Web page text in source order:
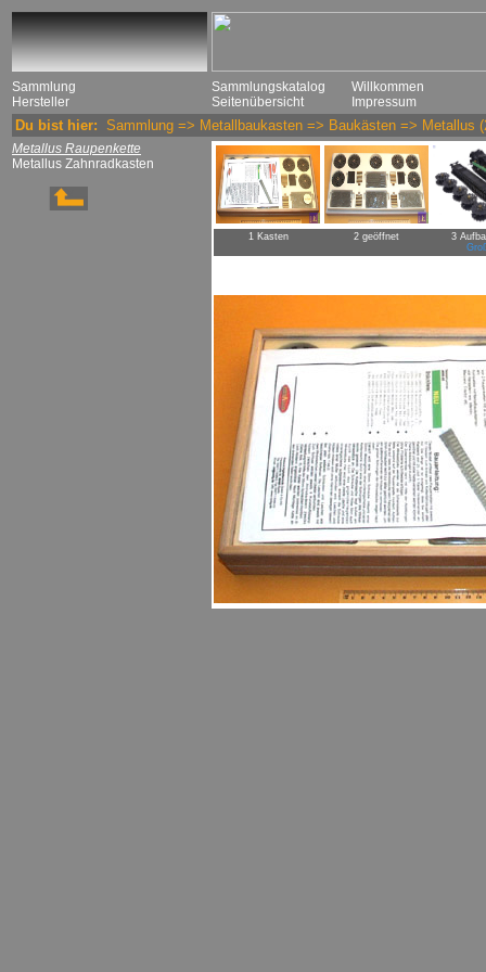
Sammlung
Hersteller
Sammlungskatalog
Seitenübersicht
Willkommen
Impressum
Du bist hier: Sammlung => Metallbaukasten => Baukästen => Metallus
Metallus Raupenkette
Metallus Zahnradkasten
1 Kasten 2 geöffnet
3